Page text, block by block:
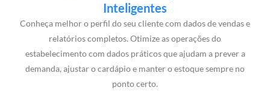
Inteligentes
Conheça melhor o perfil do seu cliente com dados de vendas e
relatórios completos. Otimize as operações do
estabelecimento com dados práticos que ajudam a prever a
demanda, ajustar o cardápio e manter o estoque sempre no
ponto certo.